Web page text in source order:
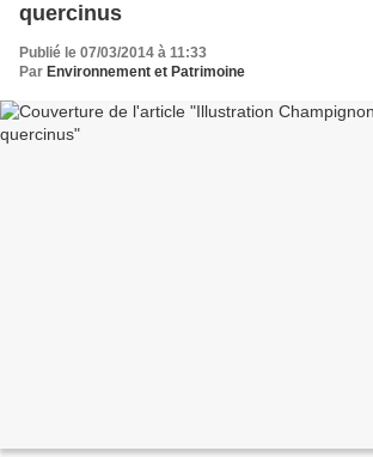
quercinus
Publié le 07/03/2014 à 11:33
Par Environnement et Patrimoine